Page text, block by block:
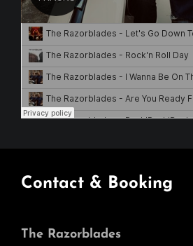
Contact & Booking
The Razorblades